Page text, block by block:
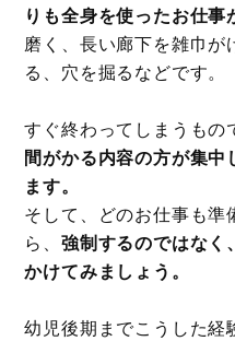
りも全身を使ったお仕事
磨く、長い廊下を雑巾が
る、穴を掘るなどです。
すぐ終わってしまうもの
間がかる内容の方が集中
ます。
そして、どのお仕事も準
ら、強制するのではなく
かけてみましょう。
幼児後期までこうした経